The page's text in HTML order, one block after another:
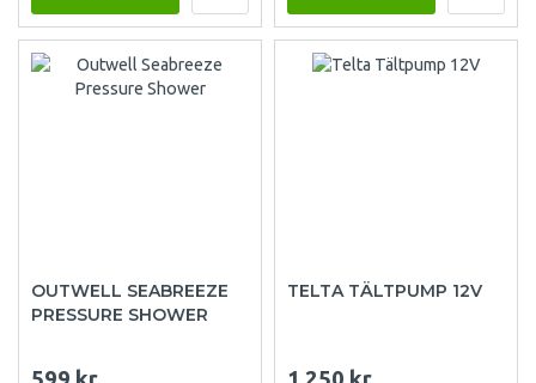
OUTWELL SEABREEZE
PRESSURE SHOWER
TELTA TÄLTPUMP 12V